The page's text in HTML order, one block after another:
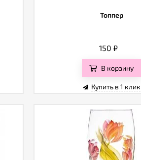
Топпер
150 ₽
В корзину
Купить в 1 клик